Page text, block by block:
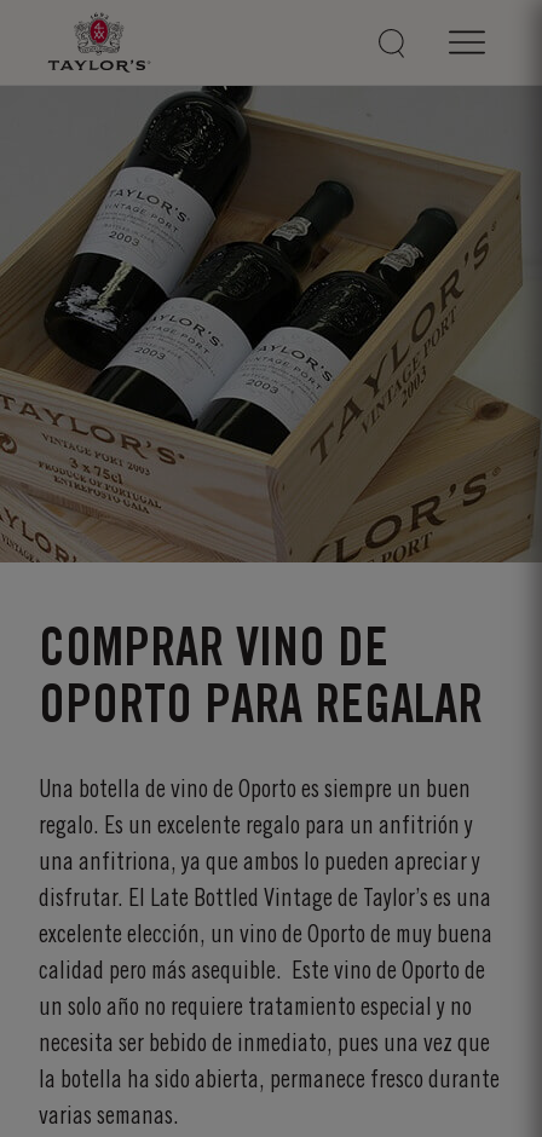
COMPRAR VINO DE
OPORTO PARA REGALAR
Una botella de vino de Oporto es siempre un buen
regalo. Es un excelente regalo para un anfitrión y
una anfitriona, ya que ambos lo pueden apreciar y
disfrutar. El Late Bottled Vintage de Taylor’s es una
excelente elección, un vino de Oporto de muy buena
calidad pero más asequible. Este vino de Oporto de
un solo año no requiere tratamiento especial y no
necesita ser bebido de inmediato, pues una vez que
la botella ha sido abierta, permanece fresco durante
varias semanas.